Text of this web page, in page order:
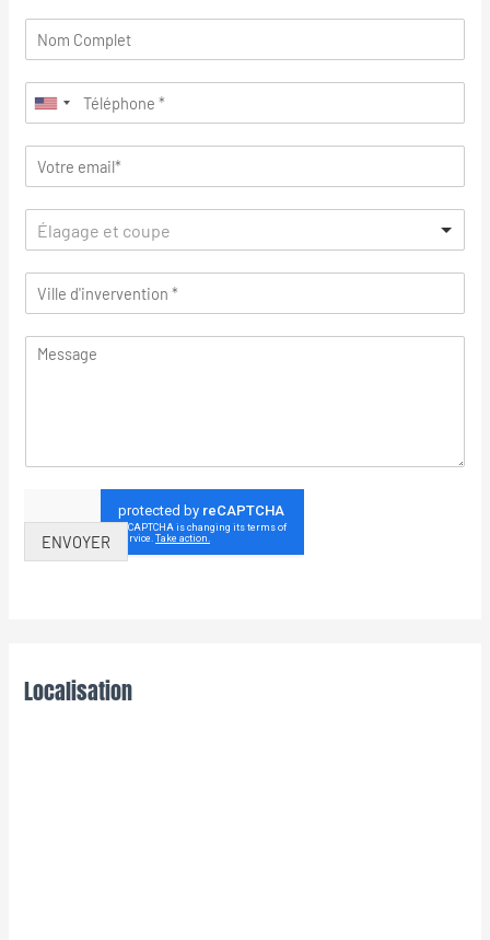
Élagage et coupe
ENVOYER
Localisation